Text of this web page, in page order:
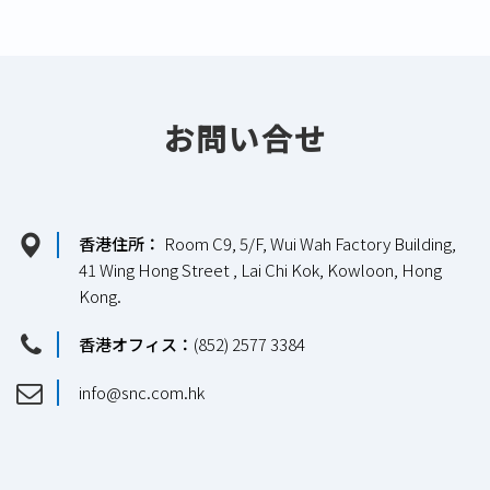
お問い合せ
香港住所： Room C9, 5/F, Wui Wah Factory Building,
41 Wing Hong Street , Lai Chi Kok, Kowloon, Hong
Kong.
香港オフィス： (852) 2577 3384
info@snc.com.hk